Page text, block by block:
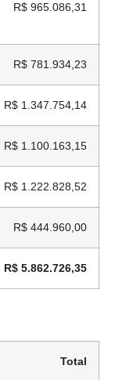
R$ 965.086,31
R$ 781.934,23
R$ 1.347.754,14
R$ 1.100.163,15
R$ 1.222.828,52
R$ 444.960,00
R$ 5.862.726,35
Total